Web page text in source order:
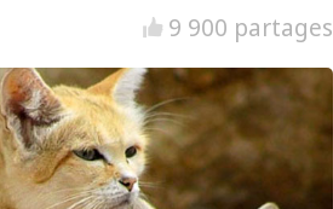
9 900 partages